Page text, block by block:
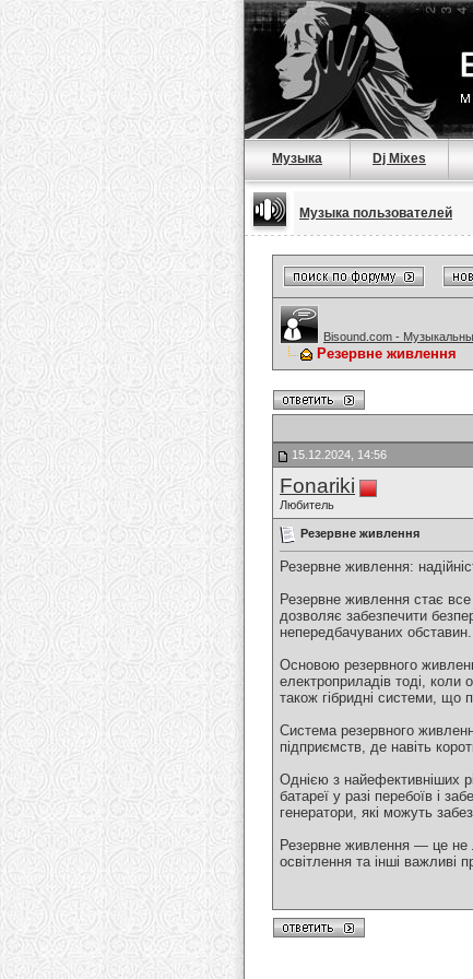
Музыка Dj Mixes
Музыка пользователей
Bisound.com -
Резервне живлення
15.12.2024, 14:56
Fonariki
Любитель
Резервне живлення
Резервне живлення:
Резервне живлення стає
дозволяє забезпечити
непередбачуваних обставин.
Основою резервного
електроприладів тоді, коли
також гібридні системи, що
Система резервного
підприємств, де навіть
Однією з найефективніших
батареї у разі перебоїв і
генератори, які можуть
Резервне живлення — це не
освітлення та інші важливі